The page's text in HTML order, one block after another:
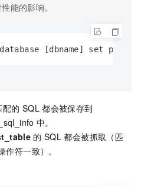
能的影响。
[dbname] set
的 SQL 都会被保存到
中。
的 SQL 都会被抓取（匹
作符一致）。